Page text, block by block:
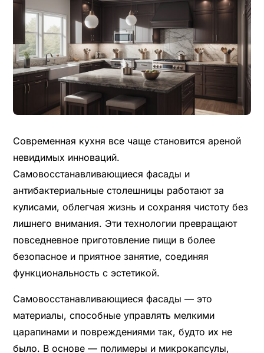
Современная кухня все чаще становится ареной
невидимых инноваций.
Самовосстанавливающиеся фасады и
антибактериальные столешницы работают за
кулисами, облегчая жизнь и сохраняя чистоту без
лишнего внимания. Эти технологии превращают
повседневное приготовление пищи в более
безопасное и приятное занятие, соединяя
функциональность с эстетикой.
Самовосстанавливающиеся фасады — это
материалы, способные управлять мелкими
царапинами и повреждениями так, будто их не
было. В основе — полимеры и микрокапсулы,